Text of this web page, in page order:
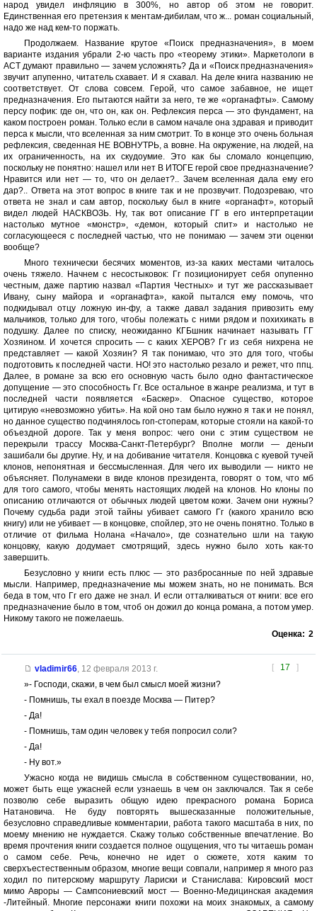
народ увидел инфляцию в 300%, но автор об этом не говорит.
Единственная его претензия к ментам-дибилам, что ж... роман социальный,
надо же над кем-то поржать.
Продолжаем. Название крутое «Поиск предназначения», в моем
варианте издания убрали 2-ю часть про «теорему этики». Маркетологи в
АСТ думают правильно — зачем усложнять? Да и «Поиск предназначения»
звучит апупенно, читатель схавает. И я схавал. На деле книга названию не
соответствует. От слова совсем. Герой, что самое забавное, не ищет
предназначения. Его пытаются найти за него, те же «органафты». Самому
персу пофик: где он, что он, как он. Рефлексия перса — это фундамент, на
каком построен роман. Только если в самом начале она здравая и приводит
перса к мысли, что вселенная за ним смотрит. То в конце это очень больная
рефлексия, сведенная НЕ ВОВНУТРЬ, а вовне. На окружение, на людей, на
их ограниченность, на их скудоумие. Это как бы сломало концепцию,
поскольку не понятно: нашел или нет В ИТОГЕ герой свое предназначение?
Нравится или нет — то, что он делает?.. Зачем вселенная дала ему его
дар?.. Ответа на этот вопрос в книге так и не прозвучит. Подозреваю, что
ответа не знал и сам автор, поскольку был в книге «органафт», который
видел людей НАСКВОЗЬ. Ну, так вот описание ГГ в его интерпретации
настолько мутное «монстр», «демон, который спит» и настолько не
согласующееся с последней частью, что не понимаю — зачем эти оценки
вообще?
Много технически бесячих моментов, из-за каких местами читалось
очень тяжело. Начнем с несостыковок: Гг позиционирует себя опупенно
честным, даже партию назвал «Партия Честных» и тут же рассказывает
Ивану, сыну майора и «органафта», какой пытался ему помочь, что
подкидывал отцу ложную ин-фу, а также давал задания привозить ему
мальчиков, только для того, чтобы полежать с ними рядом и похихикать в
подушку. Далее по списку, неожиданно КГБшник начинает называть ГГ
Хозяином. И хочется спросить — с каких ХЕРОВ? Гг из себя нихрена не
представляет — какой Хозяин? Я так понимаю, что это для того, чтобы
подготовить к последней части. НО! это настолько резало и режет, что ппц.
Далее, в романе за всю его основную часть было одно фантастическое
допущение — это способность Гг. Все остальное в жанре реализма, и тут в
последней части появляется «Баскер». Опасное существо, которое
цитирую «невозможно убить». На кой оно там было нужно я так и не понял,
но данное существо подчинялось гоп-стоперам, которые стояли на какой-то
объездной дороге. Так у меня вопрос: чего они с этим существом не
перекрыли трассу Москва-Санкт-Петербург? Вполне могли — деньги
зашибали бы другие. Ну, и на добивание читателя. Концовка с куевой тучей
клонов, непонятная и бессмысленная. Для чего их выводили — никто не
объясняет. Полунамеки в виде клонов президента, говорят о том, что мб
для того самого, чтобы менять настоящих людей на клонов. Но клоны по
описанию отличаются от обычных людей цветом кожи. Зачем они нужны?
Почему судьба ради этой тайны убивает самого Гг (какого хранило всю
книгу) или не убивает — в концовке, спойлер, это не очень понятно. Только в
отличие от фильма Нолана «Начало», где сознательно шли на такую
концовку, какую додумает смотрящий, здесь нужно было хоть как-то
завершить.
Безусловно у книги есть плюс — это разбросанные по ней здравые
мысли. Например, предназначение мы можем знать, но не понимать. Вся
беда в том, что Гг его даже не знал. И если отталкиваться от книги: все его
предназначение было в том, чтоб он дожил до конца романа, а потом умер.
Никому такого не пожелаешь.
Оценка: 2
[ 17 ]
vladimir66, 12 февраля 2013 г.
»- Господи, скажи, в чем был смысл моей жизни?
- Помнишь, ты ехал в поезде Москва — Питер?
- Да!
- Помнишь, там один человек у тебя попросил соли?
- Да!
- Ну вот.»
Ужасно когда не видишь смысла в собственном существовании, но,
может быть еще ужасней если узнаешь в чем он заключался. Так я себе
позволю себе выразить общую идею прекрасного романа Бориса
Натановича. Не буду повторять вышесказанные положительные,
безусловно справедливые комментарии, работа такого масштаба в них, по
моему мнению не нуждается. Скажу только собственные впечатление. Во
время прочтения книги создается полное ощущения, что ты читаешь роман
о самом себе. Речь, конечно не идет о сюжете, хотя каким то
сверхъестественным образом, многие вещи совпали, например я много раз
ходил по питерскому маршруту Лариски и Станислава: Кировский мост
мимо Авроры — Сампсониевский мост — Военно-Медицинская академия
-Литейный. Многие персонажи книги похожи на моих знакомых, а самому